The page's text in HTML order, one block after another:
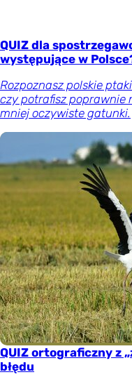
QUIZ dla
występujące w
Rozpoznasz polskie
czy potrafisz poprawnie
mniej oczywiste gatunki.
QUIZ ortograficzny z
błędu